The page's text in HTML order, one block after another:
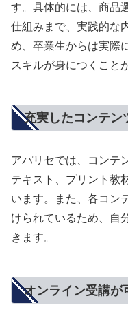
す。具体的には、商品
仕組みまで、実践的な
め、卒業生からは実際
スキルが身につくこと
充実したコンテン
アパリセでは、コンテ
テキスト、プリント教
います。また、各コン
けられているため、自
きます。
オンライン受講が